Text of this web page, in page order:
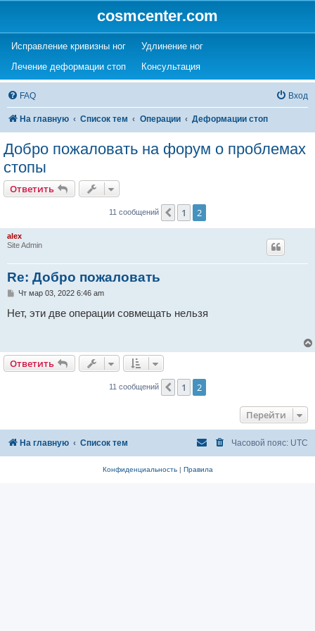
cosmcenter.com
Исправление кривизны ног(Opens a new tab)
Удлинение ног(Opens a new tab)
Лечение деформации стоп(Opens a new tab)
Консультация(Opens a new tab)
FAQ Вход
На главную Список тем Операции Деформации стоп
Добро пожаловать на форум о проблемах
стопы
Ответить
11 сообщений Пред.
1 2
alex
Site Admin
Re: Добро пожаловать
С
о
и
е
Чт мар 03, 2022 6:46 am
Нет, эти две операции совмещать нельзя
Ответить
11 сообщений Пред.
1 2
Перейти
На главную Список тем Часовой пояс: UTC
Конфиденциальность| Правила